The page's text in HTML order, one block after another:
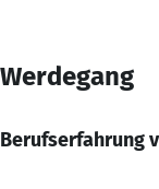
Werdegang
Berufserfahrung